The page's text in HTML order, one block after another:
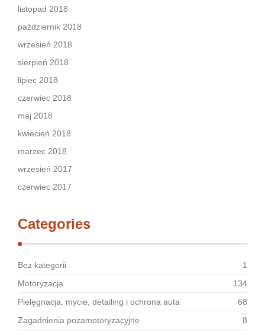
listopad 2018
październik 2018
wrzesień 2018
sierpień 2018
lipiec 2018
czerwiec 2018
maj 2018
kwiecień 2018
marzec 2018
wrzesień 2017
czerwiec 2017
Categories
Bez kategorii
1
Motoryzacja
134
Pielęgnacja, mycie, detailing i ochrona auta
68
Zagadnienia pozamotoryzacyjne
8